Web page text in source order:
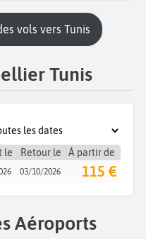
vols vers Tunis
Tunis
le Retour le À partir de
03/10/2026 115 €
Aéroports